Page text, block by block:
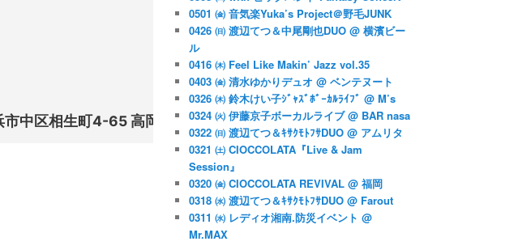
■ 備考：2024.5/1(水)にOPENの新しくできたお店です／横浜市中区相生町4-65 高岡ビル５階
0501 ㈮ 音気楽Yuka’s Project＠野毛JUNK
0426 ㈰ 渡辺てつ＆中尾剛也DUO @ 横濱ビー
ル
0416 ㈭ Feel Like Makin’ Jazz vol.35
0403 ㈮ 清水ゆかりデュオ @ ベンテヌート
0326 ㈭ 鈴木けい子ｼﾞｬｽﾞﾎﾞｰｶﾙﾗｲﾌﾞ @ M’s
0324 ㈫ 伊藤京子ボーカルライブ @ BAR nasa
0322 ㈰ 渡辺てつ＆ｷｻｸﾓﾄﾌｻDUO @ アムリタ
0321 ㈯ CIOCCOLATA『Live & Jam
Session』
0320 ㈮ CIOCCOLATA REVIVAL @ 福岡
0318 ㈬ 渡辺てつ＆ｷｻｸﾓﾄﾌｻDUO @ Farout
0311 ㈬ レディオ湘南.防災イベント @
Mr.MAX